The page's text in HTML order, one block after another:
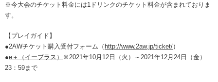
※今大会のチケット料金には1ドリンクのチケット料金が含まれておりま
す。
【プレイガイド】
●2AWチケット購入受付フォーム（ http://www.2aw.jp/ticket/）
●e＋（イープラス）
※2021年10月12日（火）～2021年12月24日（金）
23：59まで